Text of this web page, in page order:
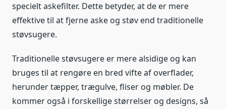
specielt askefilter. Dette betyder, at de er mere
effektive til at fjerne aske og støv end traditionelle
støvsugere.
Traditionelle støvsugere er mere alsidige og kan
bruges til at rengøre en bred vifte af overflader,
herunder tæpper, trægulve, fliser og møbler. De
kommer også i forskellige størrelser og designs, så